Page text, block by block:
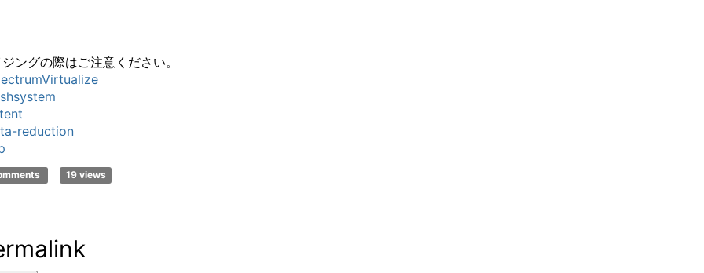
ングの際はご注意ください。
reduction
19 views